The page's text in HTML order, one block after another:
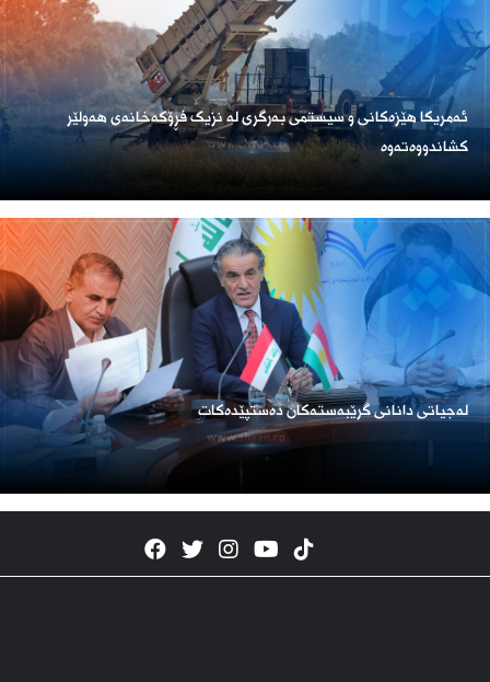
ئەمریكا هێزەكانی و سیستمی بەرگری لە نزیک فڕۆكەخانەی هەولێر
كشاندووەتەوە
لەجیاتی دانانی گرێبەستەکان دەستپێدەکات